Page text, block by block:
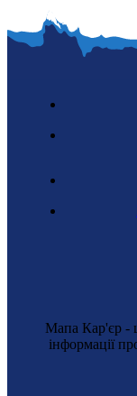
Мапа Кар'єр -
інформації